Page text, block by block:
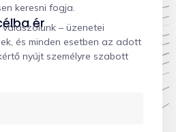
keresni fogja.
ér
– üzenetei
és minden esetben az adott
nyújt személyre szabott